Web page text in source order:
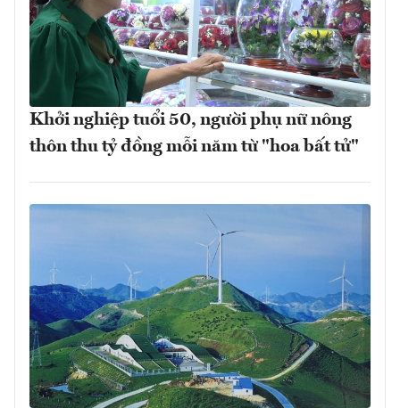
Khởi nghiệp tuổi 50, người phụ nữ nông
thôn thu tỷ đồng mỗi năm từ "hoa bất tử"